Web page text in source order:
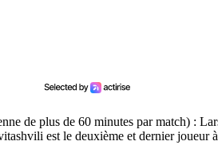
de plus de 60 minutes par match) :
est le deuxième et dernier joueur